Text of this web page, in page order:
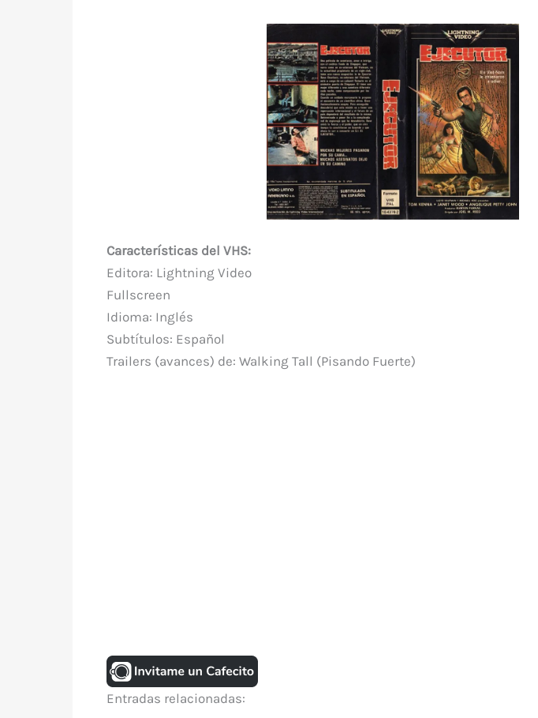
Características del VHS:
Editora: Lightning Video
Fullscreen
Idioma: Inglés
Subtítulos: Español
Trailers (avances) de: Walking Tall (Pisando Fuerte)
Entradas relacionadas: